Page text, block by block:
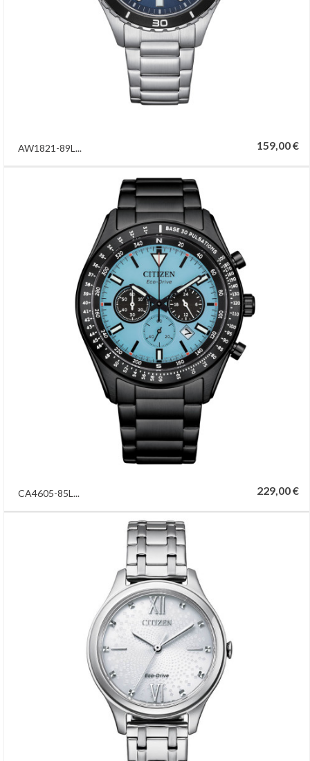
AW1821-89L... 159,00 €
CA4605-85L... 229,00 €